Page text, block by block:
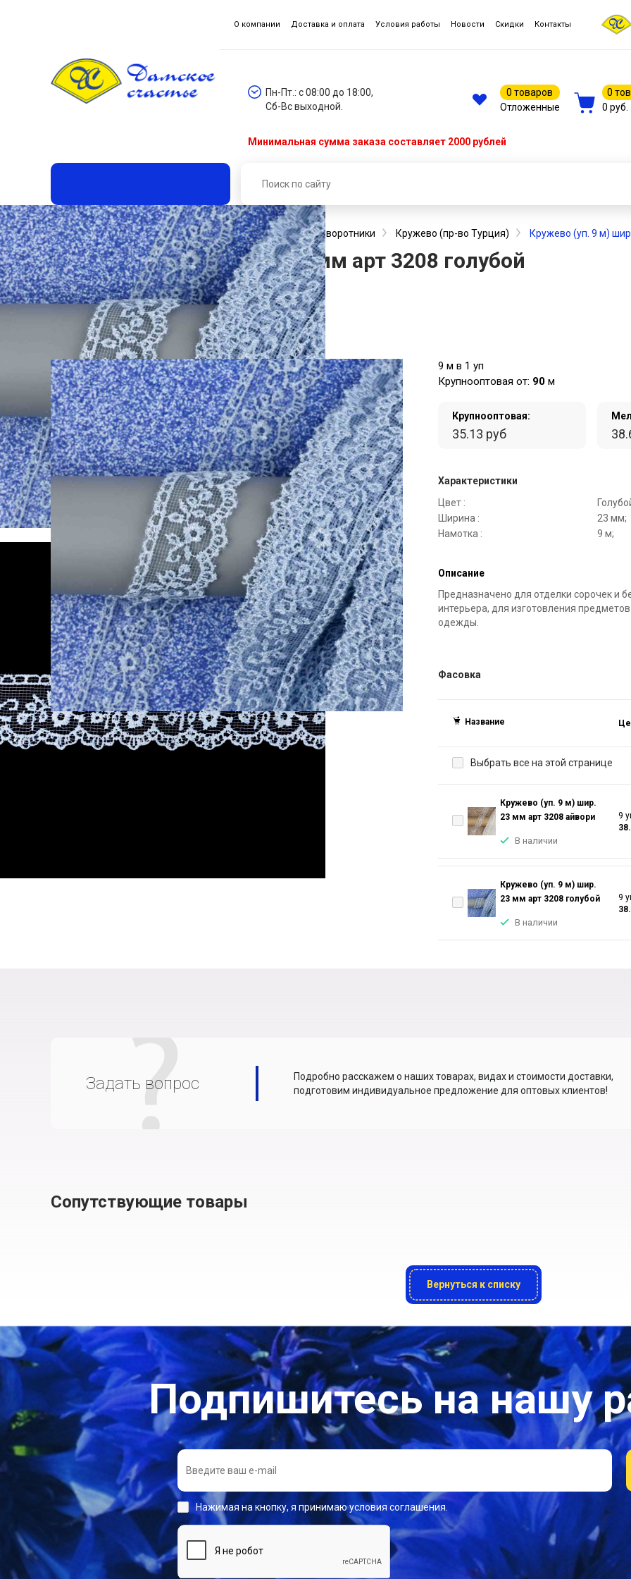
О компании Доставка и оплата Условия работы Новости Скидки Контакты
Пн-Пт.: с 08:00 до 18:00,
Сб-Вс выходной.
0 товаров
Отложенные
0
0 руб.
Минимальная сумма заказа составляет 2000 рублей
Главная Каталог товаров Кружева, гипюр, шитье и воротники Кружево (пр-во Турция) Кружево (уп. 9 м)
Кружево (уп. 9 м) шир. 23 мм арт 3208 голубой
9 м в 1 уп
Крупнооптовая от: 90 м
Крупнооптовая:
35.13 руб
Характеристики
Цвет :
Ширина :
23 мм;
Намотка :
9 м;
Описание
Предназначено для отделки сорочек и
интерьера, для изготовления
одежды.
Фасовка
Название
Выбрать все на этой странице
Кружево (уп. 9 м) шир.
23 мм арт 3208 айвори
В наличии
9
Кружево (уп. 9 м) шир.
23 мм арт 3208 голубой
В наличии
9
Задать вопрос
Подробно расскажем о наших товарах, видах и стоимости доставки,
подготовим индивидуальное предложение для оптовых клиентов!
Сопутствующие товары
Вернуться к списку
Подпишитесь на нашу
Нажимая на кнопку, я принимаю условия соглашения.